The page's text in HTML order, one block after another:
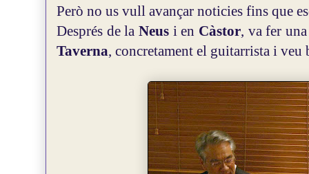
Però no us vull avançar noticies fins que
Després de laNeus i en Càstor, va fer
Taverna, concretament el guitarrista i